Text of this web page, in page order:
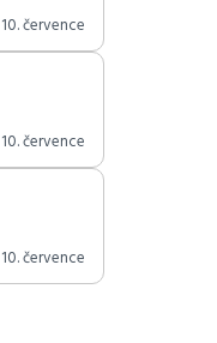
10. července
10. července
10. července